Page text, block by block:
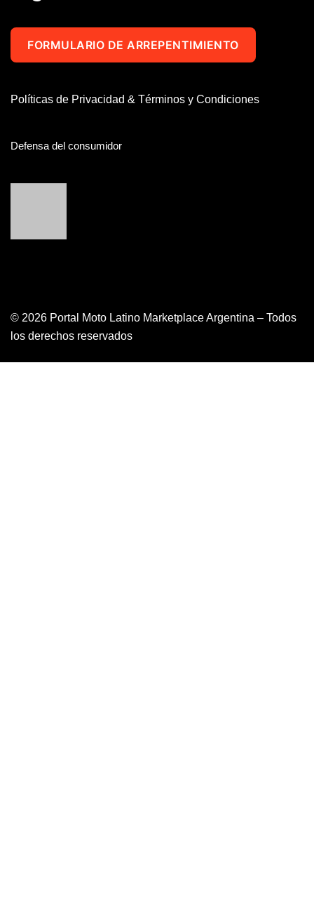
FORMULARIO DE ARREPENTIMIENTO
Políticas de Privacidad & Términos y Condiciones
Defensa del consumidor
© 2026 Portal Moto Latino Marketplace Argentina – Todos